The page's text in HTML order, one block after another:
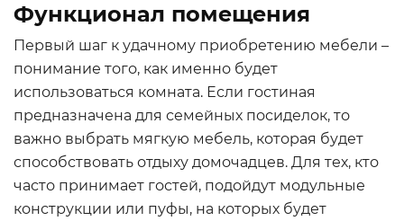
Функционал помещения
Первый шаг к удачному приобретению мебели –
понимание того, как именно будет
использоваться комната. Если гостиная
предназначена для семейных посиделок, то
важно выбрать мягкую мебель, которая будет
способствовать отдыху домочадцев. Для тех, кто
часто принимает гостей, подойдут модульные
конструкции или пуфы, на которых будет